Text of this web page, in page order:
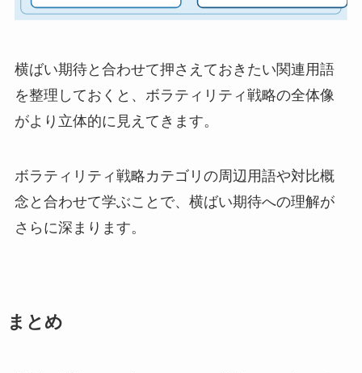
横ばい期待と合わせて押さえておきたい関連用語
を整理しておくと、ボラティリティ戦略の全体像
がより立体的に見えてきます。
ボラティリティ戦略カテゴリの周辺用語や対比概
念と合わせて学ぶことで、横ばい期待への理解が
さらに深まります。
まとめ